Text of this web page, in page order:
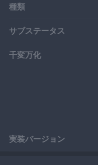
種類
サブステータス
千変万化
実装バージョン